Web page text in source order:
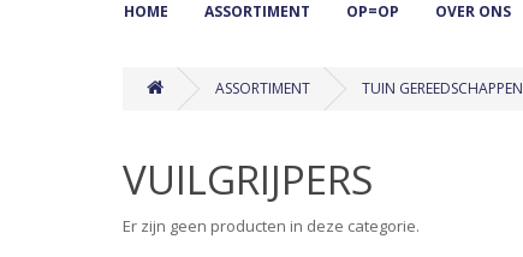
HOME ASSORTIMENT OP=OP OVER ONS
ASSORTIMENT TUIN GEREEDSCHAPPEN
VUILGRIJPERS
Er zijn geen producten in deze categorie.